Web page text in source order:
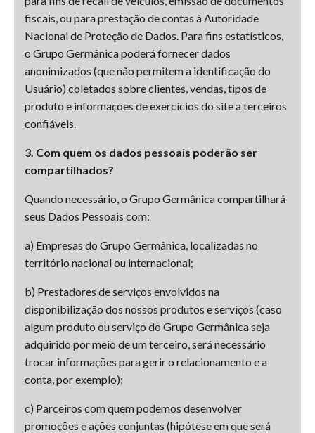
fiscais, ou para prestação de contas à Autoridade
Nacional de Proteção de Dados. Para fins estatísticos,
o Grupo Germânica poderá fornecer dados
anonimizados (que não permitem a identificação do
Usuário) coletados sobre clientes, vendas, tipos de
produto e informações de exercícios do site a terceiros
confiáveis.
3. Com quem os dados pessoais poderão ser
compartilhados?
Quando necessário, o Grupo Germânica compartilhará
seus Dados Pessoais com:
a) Empresas do Grupo Germânica, localizadas no
território nacional ou internacional;
b) Prestadores de serviços envolvidos na
disponibilização dos nossos produtos e serviços (caso
algum produto ou serviço do Grupo Germânica seja
adquirido por meio de um terceiro, será necessário
trocar informações para gerir o relacionamento e a
conta, por exemplo);
c) Parceiros com quem podemos desenvolver
promoções e ações conjuntas (hipótese em que será